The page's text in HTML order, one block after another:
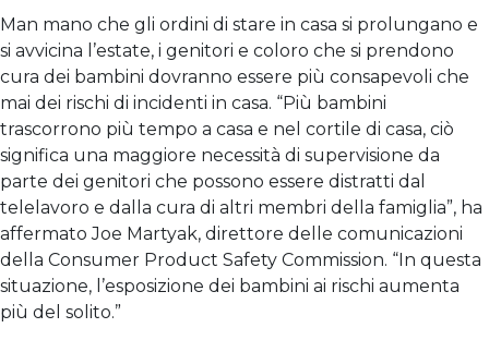
Man mano che gli ordini di stare in casa si prolungano e
si avvicina l’estate, i genitori e coloro che si prendono
cura dei bambini dovranno essere più consapevoli che
mai dei rischi di incidenti in casa. “Più bambini
trascorrono più tempo a casa e nel cortile di casa, ciò
significa una maggiore necessità di supervisione da
parte dei genitori che possono essere distratti dal
telelavoro e dalla cura di altri membri della famiglia”, ha
affermato Joe Martyak, direttore delle comunicazioni
della Consumer Product Safety Commission. “In questa
situazione, l’esposizione dei bambini ai rischi aumenta
più del solito.”